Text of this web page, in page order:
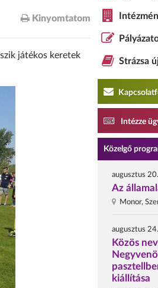
Kinyomtatom
játékos keretek
Strázsa
Intézze
Közelgő
augusztus
Az
Monor,
augusztus
Közös
kiállítása